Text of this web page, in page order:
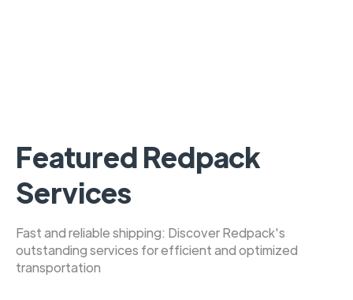
Featured Redpack
Services
Fast and reliable shipping: Discover Redpack's
outstanding services for efficient and optimized
transportation